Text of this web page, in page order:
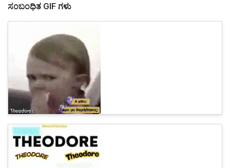
ಸಂಬಂಧಿತ GIF ಗಳು